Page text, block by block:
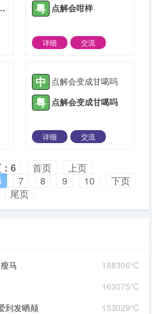
经俾面你啦 粤 点解会咁样
详细
交流
中 点解会变成甘噶吗
粤 点解会变成甘噶吗
详细
交流
6 首页
上页
7 8 9 10
下页
尾页
188306℃
马
163075℃
153029℃
到发晒颠